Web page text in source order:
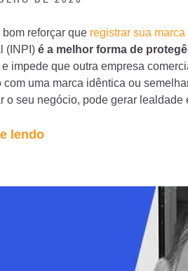
bom reforçar que registrar sua marca
(INPI) é a melhor forma de
impede que outra empresa
com uma marca idêntica ou
o seu negócio, pode gerar lealdade
lendo“Erros
de